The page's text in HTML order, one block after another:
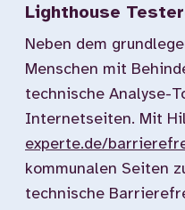
Lighthouse
Neben dem
Menschen mit
technische Analyse-
Internetseiten. Mit
experte.de/
kommunalen Seiten
technische